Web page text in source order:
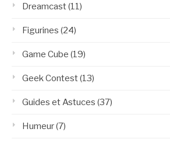
Dreamcast(11)
Figurines (24)
Game Cube (19)
Geek Contest(13)
Guides et Astuces (37)
Humeur(7)